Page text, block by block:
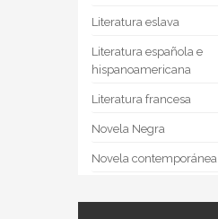
Literatura eslava
Literatura española e
hispanoamericana
Literatura francesa
Novela Negra
Novela contemporánea